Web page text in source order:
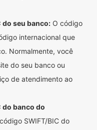
do seu banco: O código
internacional que
Normalmente, você
do seu banco ou
de atendimento ao
do banco do
SWIFT/BIC do